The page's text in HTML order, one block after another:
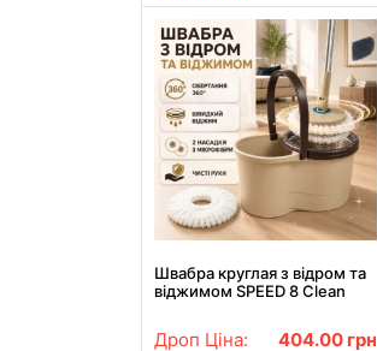
Швабра круглая з відром та
віджимом SPEED 8 Clean
Дроп Ціна: 404.00 грн